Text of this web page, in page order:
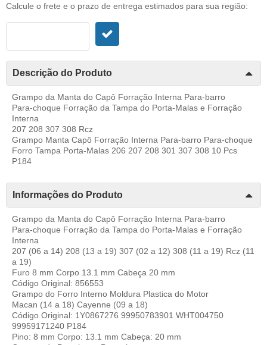
Calcule o frete e o prazo de entrega estimados para sua região:
Descrição do Produto
Grampo da Manta do Capô Forração Interna Para-barro
Para-choque Forração da Tampa do Porta-Malas e Forração
Interna
207 208 307 308 Rcz
Grampo Manta Capô Forração Interna Para-barro Para-choque
Forro Tampa Porta-Malas 206 207 208 301 307 308 10 Pcs
P184
Informações do Produto
Grampo da Manta do Capô Forração Interna Para-barro
Para-choque Forração da Tampa do Porta-Malas e Forração
Interna
207 (06 a 14) 208 (13 a 19) 307 (02 a 12) 308 (11 a 19) Rcz (11
a 19)
Furo 8 mm Corpo 13.1 mm Cabeça 20 mm
Código Original: 856553
Grampo do Forro Interno Moldura Plastica do Motor
Macan (14 a 18) Cayenne (09 a 18)
Código Original: 1Y0867276 99950783901 WHT004750
99959171240 P184
Pino: 8 mm Corpo: 13.1 mm Cabeça: 20 mm